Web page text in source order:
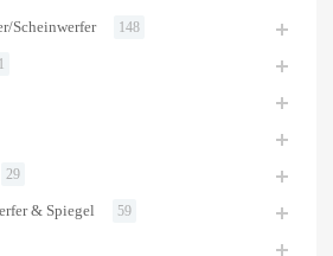
Scheinwerfer 148
1
29
& Spiegel 59